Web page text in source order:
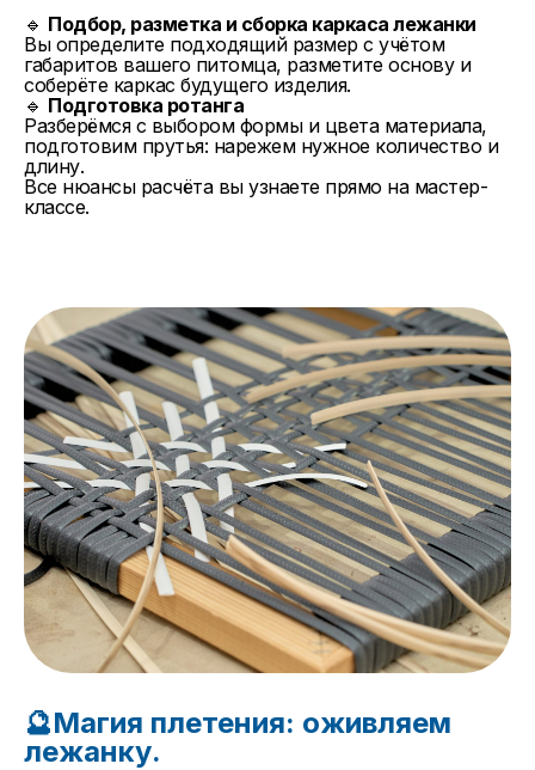
🔹 Подбор, разметка и сборка каркаса лежанки
Вы определите подходящий размер с учётом
габаритов вашего питомца, разметите основу и
соберёте каркас будущего изделия.
🔹 Подготовка ротанга
Разберёмся с выбором формы и цвета материала,
подготовим прутья: нарежем нужное количество и
длину.
Все нюансы расчёта вы узнаете прямо на мастер-
классе.
🔮Магия плетения: оживляем
лежанку.